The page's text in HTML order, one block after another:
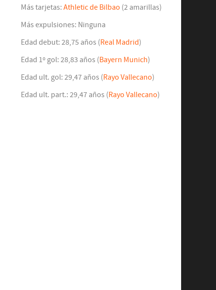
Más tarjetas: Athletic de Bilbao (2 amarillas)
Más expulsiones: Ninguna
Edad debut: 28,75 años (Real Madrid)
Edad 1º gol: 28,83 años (Bayern Munich)
Edad ult. gol: 29,47 años (Rayo Vallecano)
Edad ult. part.: 29,47 años (Rayo Vallecano)